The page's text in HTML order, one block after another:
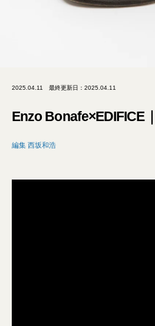
2025.04.11 最終更新日：2025.04.11
Enzo Bonafe×EDIFICE
編集 西坂和浩